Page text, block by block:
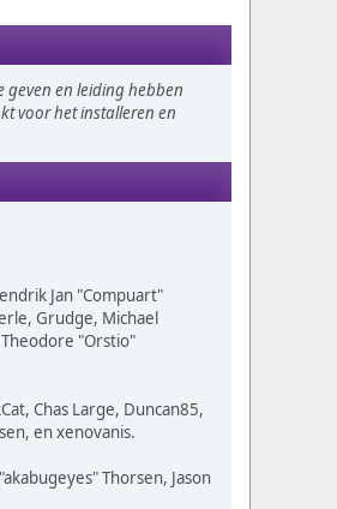
geven en leiding hebben
voor het installeren en
Jan "Compuart"
Grudge, Michael
Theodore "Orstio"
Chas Large, Duncan85,
en xenovanis.
Thorsen, Jason